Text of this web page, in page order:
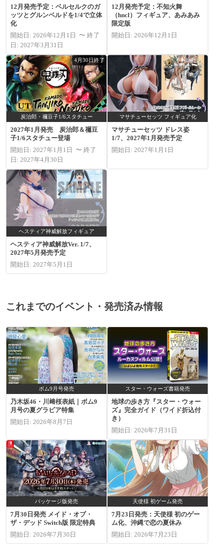
12月発売予定：ベルセルクのガ
ッツとグルンベルドを1/4で立体
化
開始日: 2026年12月1日 〜 終了
日: 2027年3月31日
12月発売予定：不知火舞
（hncl）フィギュア、あみあみ
限定版
開始日: 2026年12月1日
4月30日終了
炭治郎・禰豆子1/6スタチュー
2027年1月発売 炭治郎＆禰豆
子1/6スタチュー登場
開始日: 2027年1月1日 〜 終了
日: 2027年4月30日
マサチューセッツ フィギュア化
マサチューセッツ ドレス姿
1/7、2027年1月発売予定
開始日: 2027年1月1日
ヘスティア神威解放フィギュア
ヘスティア神威解放Ver. 1/7、
2027年5月発売予定
開始日: 2027年5月1日
これまでのイベント・発売済み情報
ボム9月号発売
乃木坂46・川﨑桜表紙｜ボム9
月号の夏グラビア特集
開始日: 2026年8月7日
スター・ウォーズ書籍発売
地球の歩き方『スター・ウォー
ズ』完全ガイド（ワイド折込付
き）
開始日: 2026年7月31日
パッケージ版発売
7月30日発売 メイド・オブ・
ザ・デッド Switch版 限定特典
開始日: 2026年7月30日
天使様 初ゲーム発売
7月23日発売：天使様 初のゲー
ム化、沖縄で恋の夏休み
開始日: 2026年7月23日